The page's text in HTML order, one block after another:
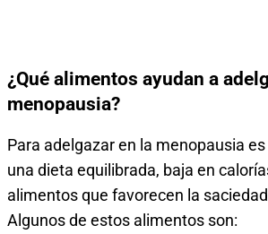
¿Qué alimentos ayudan a
menopausia?
Para adelgazar en la menopausia
una dieta equilibrada, baja en
alimentos que favorecen la
Algunos de estos alimentos son: